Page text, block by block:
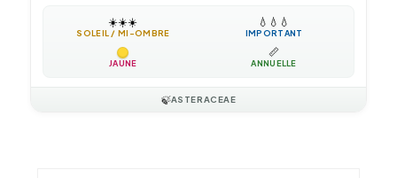
☀️☀️☀️
SOLEIL / MI-OMBRE
💧 💧 💧
IMPORTANT
JAUNE
📏
ANNUELLE
🍃ASTERACEAE